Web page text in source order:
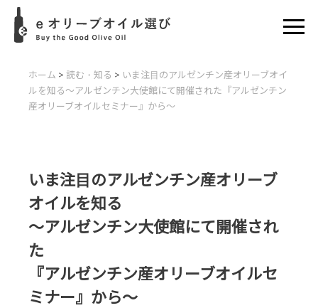
ホーム > 読む・知る > いま注目のアルゼンチン産オリーブオイ
ルを知る〜アルゼンチン大使館にて開催された 『アルゼンチン
産オリーブオイルセミナー』から〜
いま注目のアルゼンチン産オリーブ
オイルを知る
〜アルゼンチン大使館にて開催され
た
『アルゼンチン産オリーブオイルセ
ミナー』から〜